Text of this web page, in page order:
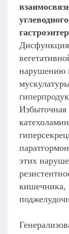
Дисфункция
нарушению
этих
кишечника,